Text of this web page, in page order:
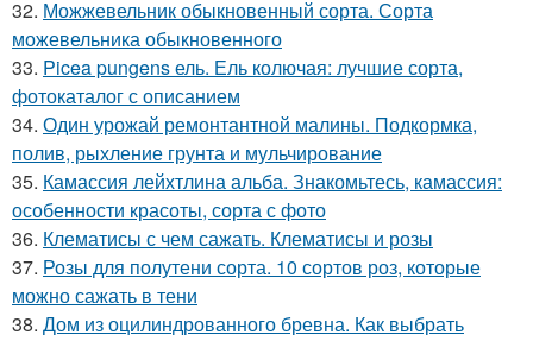
32. Можжевельник обыкновенный сорта. Сорта
можевельника обыкновенного
33. Picea pungens ель. Ель колючая: лучшие сорта,
фотокаталог с описанием
34. Один урожай ремонтантной малины. Подкормка,
полив, рыхление грунта и мульчирование
35. Камассия лейхтлина альба. Знакомьтесь, камассия:
особенности красоты, сорта с фото
36. Клематисы с чем сажать. Клематисы и розы
37. Розы для полутени сорта. 10 сортов роз, которые
можно сажать в тени
38. Дом из оцилиндрованного бревна. Как выбрать